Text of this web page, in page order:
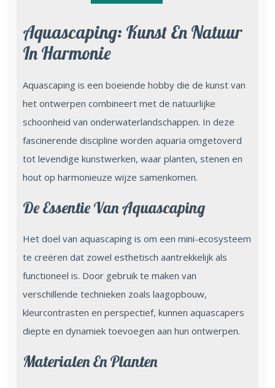
Aquascaping: Kunst En Natuur
In Harmonie
Aquascaping is een boeiende hobby die de kunst van
het ontwerpen combineert met de natuurlijke
schoonheid van onderwaterlandschappen. In deze
fascinerende discipline worden aquaria omgetoverd
tot levendige kunstwerken, waar planten, stenen en
hout op harmonieuze wijze samenkomen.
De Essentie Van Aquascaping
Het doel van aquascaping is om een mini-ecosysteem
te creëren dat zowel esthetisch aantrekkelijk als
functioneel is. Door gebruik te maken van
verschillende technieken zoals laagopbouw,
kleurcontrasten en perspectief, kunnen aquascapers
diepte en dynamiek toevoegen aan hun ontwerpen.
Materialen En Planten